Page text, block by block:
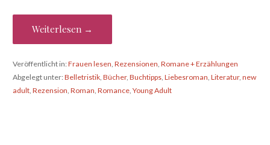
Weiterlesen →
Veröffentlicht in:Frauen lesen Rezensionen Romane + Erzählungen
Abgelegt unter:Belletristik, Bücher, Buchtipps, Liebesroman Literatur, new
adult, Rezension Roman Romance, Young Adult